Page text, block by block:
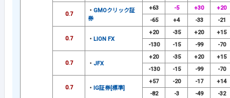
0.7
・ GMOクリック証
券
+63 -5 +30
+20
-65
+4 -33 -21
0.7 ・ LION FX
+20 -35 +20
+15
-130
-15 -99 -70
0.7 ・ JFX
+20 -35 +20
+15
-130
-15 -99 -70
0.7 ・ IG証券[標準]
+57 -20 -17
+14
-82
-3 -49 -32